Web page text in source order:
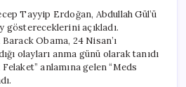
Tayyip Erdoğan, Abdullah Gül’ü
göstereceklerini açıkladı.
Obama, 24 Nisan’ı
olayları anma günü olarak tanıdı
anlamına gelen “Meds